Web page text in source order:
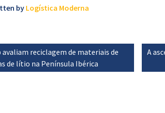
by Logística Moderna
avaliam reciclagem de materiais de
de lítio na Península Ibérica
Next
A